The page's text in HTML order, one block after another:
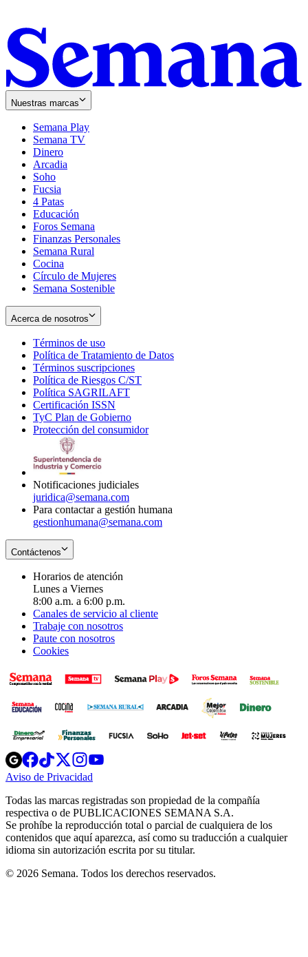
Nuestras marcas
Semana Play
Semana TV
Dinero
Arcadia
Soho
in
new
window
Fucsia
in
new
window
4 Patas
Educación
Foros Semana
Finanzas Personales
Semana Rural
Cocina
Círculo de Mujeres
Semana Sostenible
Acerca de nosotros
Términos de uso
in
new
window
Política de Tratamiento de Datos
Términos suscripciones
in
Política de Riesgos C/ST
Política SAGRILAFT
new
window
Certificación ISSN
in
new
TyC Plan de Gobierno
in
Protección del consumidorOpens
Notificaciones judiciales
juridica@semana.com
Para contactar a gestión humana
gestionhumana@semana.com
Contáctenos
Horarios de atención
Lunes a Viernes
8:00 a.m. a 6:00 p.m.
Canales de servicio al cliente
Trabaje con nosotros
Paute con nosotros
Cookies
Opens
in
new
Opens
in
new
Opens
in
new
window
Opens
new
windowwindow
Aviso de Privacidad
new
window
Todas las marcas registradas son propiedad de la compañía
respectiva o de PUBLICACIONES SEMANA S.A.
Se prohíbe la reproducción total o parcial de cualquiera de los
contenidos que aquí aparezca, así como su traducción a cualquier
idioma sin autorización escrita por su titular.
© 2026 Semana. Todos los derechos reservados.